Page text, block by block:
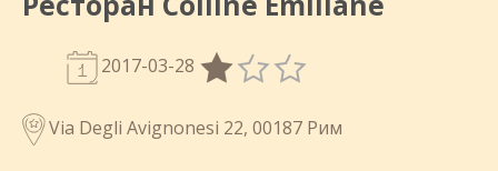
2017-03-28
Via Degli Avignonesi 22, 00187 Рим